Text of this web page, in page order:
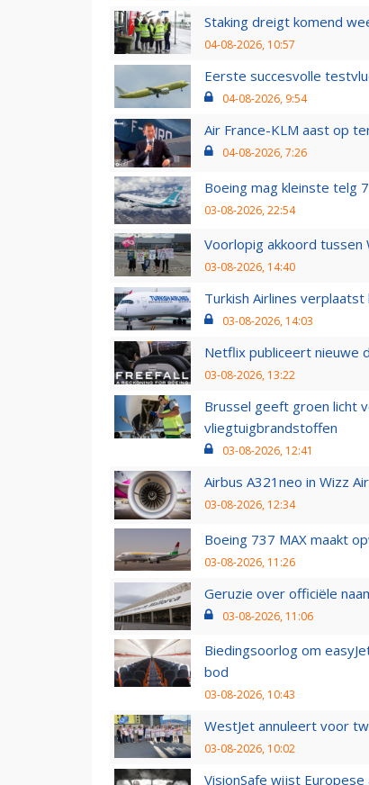
Staking dreigt komend
04-08-2026, 10:57
Eerste succesvolle
04-08-2026, 9:54
Air France-KLM aast op
04-08-2026, 7:26
Boeing mag kleinste telg
03-08-2026, 22:54
Voorlopig akkoord tussen
03-08-2026, 14:40
Turkish Airlines
03-08-2026, 14:03
Netflix publiceert nieuwe
03-08-2026, 13:22
Brussel geeft groen licht
vliegtuigbrandstoffen
03-08-2026, 12:41
Airbus A321neo in Wizz
03-08-2026, 12:34
Boeing 737 MAX maakt
03-08-2026, 11:26
Geruzie over officiële
03-08-2026, 11:06
Biedingsoorlog om
bod
03-08-2026, 10:43
WestJet annuleert voor
03-08-2026, 10:02
VisionSafe wijst